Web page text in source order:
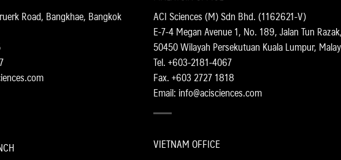
Road, Bangkhae, Bangkok
ACI Sciences (M) Sdn Bhd. (1162621-V)
E-7-4 Megan Avenue 1, No. 189, Jalan Tun Razak,
50450 Wilayah Persekutuan Kuala Lumpur,
Tel. +603-2181-4067
Fax. +603 2727 1818
Email: info@acisciences.com
VIETNAM OFFICE